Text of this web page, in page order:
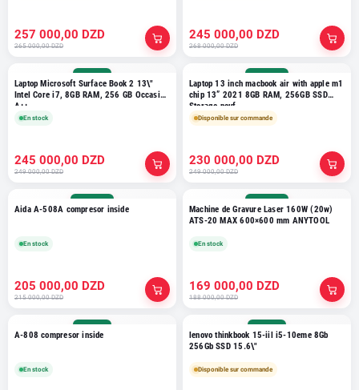
257 000,00 DZD
265 000,00 DZD
245 000,00 DZD
268 000,00 DZD
Laptop Microsoft Surface Book 2 13\"
Intel Core i7, 8GB RAM, 256 GB Occasion
A++
En stock
245 000,00 DZD
249 000,00 DZD
Laptop 13 inch macbook air with apple m1
chip 13” 2021 8GB RAM, 256GB SSD
Storage neuf
Disponible sur commande
230 000,00 DZD
249 000,00 DZD
Aida A-508A compresor inside
En stock
205 000,00 DZD
215 000,00 DZD
Machine de Gravure Laser 160W (20w)
ATS-20 MAX 600×600 mm ANYTOOL
En stock
169 000,00 DZD
188 000,00 DZD
A-808 compresor inside
En stock
lenovo thinkbook 15-iil i5-10eme 8Gb
256Gb SSD 15.6\"
Disponible sur commande